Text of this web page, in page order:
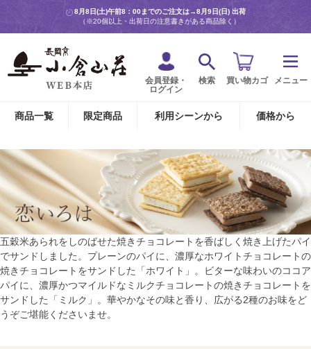
8月8日(土)午前8：00までのご注文は→8月9日(日) 出荷
（※20個以上・出荷日の注意書きがある商品除く）
会員登録・
ログイン
検索 買い物カゴ メニュー
商品一覧 限定商品 利用シーンから 価格から
五穀米あられをしのばせた焼きチョコレートを香ばしく焼き上げたパイ
でサンドしました。プレーンのパイに、濃厚なホワイトチョコレートの
焼きチョコレートをサンドした「ホワイト」。ビターな味わいのココア
パイに、濃厚かつマイルドなミルクチョコレートの焼きチョコレートを
サンドした「ミルク」。華やかなその味と香り、広がる2種のお味をど
うぞご堪能くださいませ。